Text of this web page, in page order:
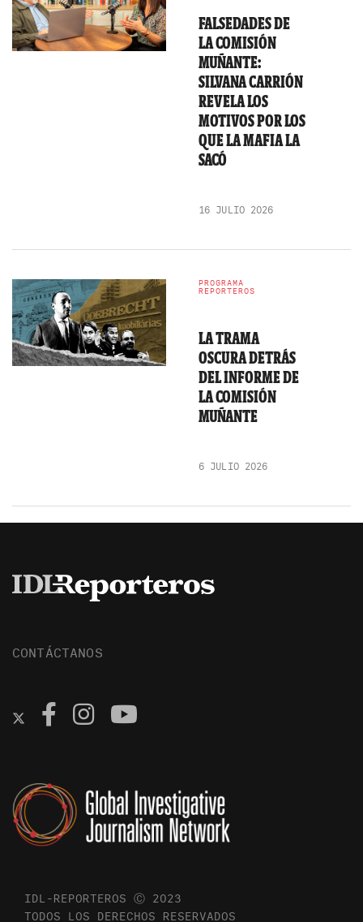
FALSEDADES DE
LA COMISIÓN
MUÑANTE:
SILVANA CARRIÓN
REVELA LOS
MOTIVOS POR LOS
QUE LA MAFIA LA
SACÓ
16 JULIO 2026
PROGRAMA
REPORTEROS
LA TRAMA
OSCURA DETRÁS
DEL INFORME DE
LA COMISIÓN
MUÑANTE
6 JULIO 2026
CONTÁCTANOS
IDL-REPORTEROS Ⓒ 2023
TODOS LOS DERECHOS RESERVADOS